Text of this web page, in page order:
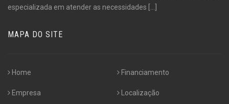
especializada em atender as necessidades [...]
MAPA DO SITE
Home
Empresa
Financiamento
Localização